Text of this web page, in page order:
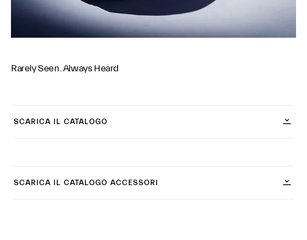
Rarely Seen. Always Heard
SCARICA IL CATALOGO
SCARICA IL CATALOGO ACCESSORI